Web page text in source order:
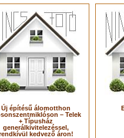
Új építésű álomotthon
– Telek
+ Típusház
generálkivitelezéssel,
kedvező áron!